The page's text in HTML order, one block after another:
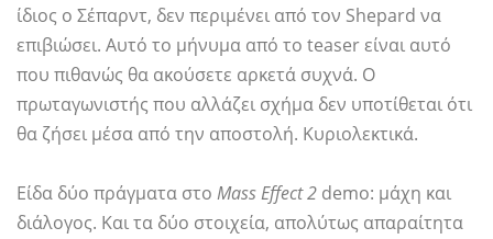
ίδιος ο Σέπαρντ, δεν περιμένει από τον Shepard να
επιβιώσει. Αυτό το μήνυμα από το teaser είναι αυτό
που πιθανώς θα ακούσετε αρκετά συχνά. Ο
πρωταγωνιστής που αλλάζει σχήμα δεν υποτίθεται ότι
θα ζήσει μέσα από την αποστολή. Κυριολεκτικά.
Είδα δύο πράγματα στο Mass Effect 2 demo: μάχη και
διάλογος. Και τα δύο στοιχεία, απολύτως απαραίτητα